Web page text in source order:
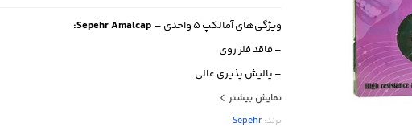
ویژگیهایآمالکپ ۵ واحدی –
Sepehr Amalcap:
– فاقد فلز روی
– پالیش پذیری عالی
– حاوی مقدار زیاد مس
– فاقد فاز مخرب گاما ۲
نمایش بیشتر
برند:Sepehr